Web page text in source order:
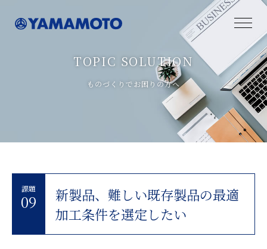
TOPIC SOLUTION
ものづくりでお困りの方へ
課題
09
新製品、難しい既存製品の最適
加工条件を選定したい